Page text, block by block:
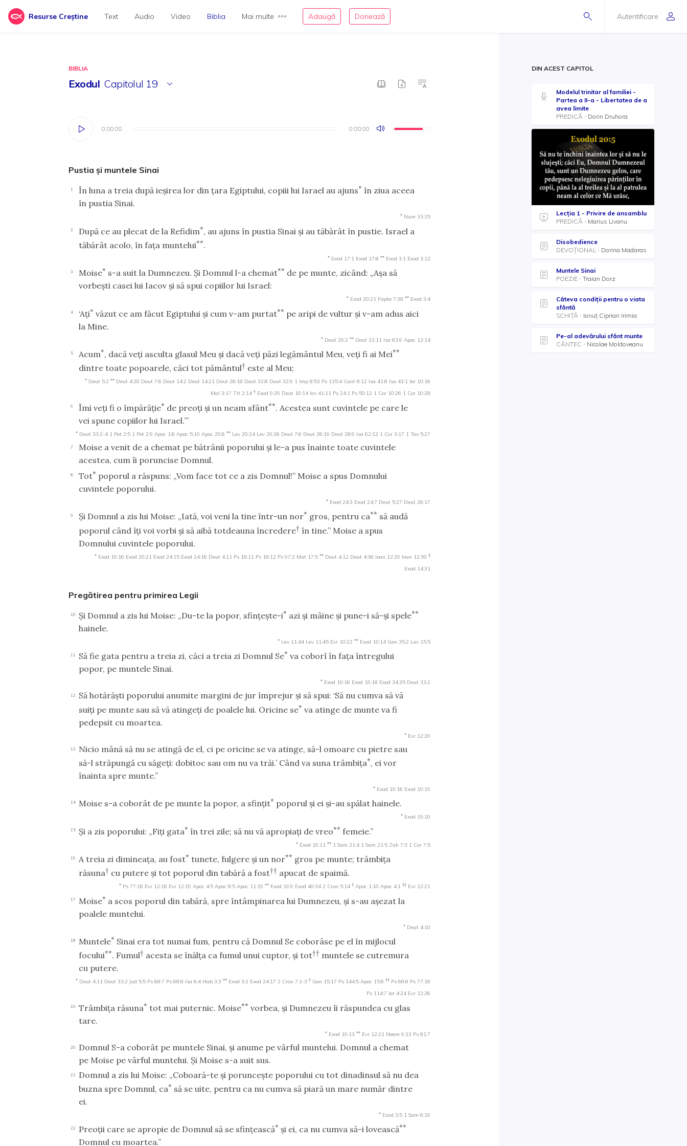
Resurse Creștine Autentificare
Text Audio Video Biblia Mai multe Adaugă Donează
BIBLIA
Exodul Capitolul 19
0:00:00 0:00:00
0:00:00 0:00:00
Pustia şi muntele Sinai
1 În luna a treia după ieşirea lor din ţara Egiptului, copiii lui Israel au ajuns* în ziua aceea
în pustia Sinai.
* Num 33:15
2 După ce au plecat de la Refidim*, au ajuns în pustia Sinai şi au tăbărât în pustie. Israel a
tăbărât acolo, în faţa muntelui**.
* Exod 17:1 Exod 17:8 ** Exod 3:1 Exod 3:12
3 Moise* s-a suit la Dumnezeu. Şi Domnul l-a chemat** de pe munte, zicând: „Aşa să
vorbeşti casei lui Iacov şi să spui copiilor lui Israel:
* Exod 20:21 Fapte 7:38 ** Exod 3:4
4 ‘Aţi* văzut ce am făcut Egiptului şi cum v-am purtat** pe aripi de vultur şi v-am adus aici
la Mine.
* Deut 29:2 ** Deut 32:11 Isa 63:9 Apoc 12:14
5 Acum*, dacă veţi asculta glasul Meu şi dacă veţi păzi legământul Meu, veţi fi ai Mei**
dintre toate popoarele, căci tot pământul† este al Meu;
* Deut 5:2 ** Deut 4:20 Deut 7:6 Deut 14:2 Deut 14:21 Deut 26:18 Deut 32:8 Deut 32:9 1 Imp 8:53 Ps 135:4 Cant 8:12 Isa 41:8 Isa 43:1 Ier 10:16
Mal 3:17 Tit 2:14 † Exod 9:29 Deut 10:14 Iov 41:11 Ps 24:1 Ps 50:12 1 Cor 10:26 1 Cor 10:28
6 Îmi veţi fi o împărăţie* de preoţi şi un neam sfânt**. Acestea sunt cuvintele pe care le
vei spune copiilor lui Israel.’”
* Deut 33:2-4 1 Pet 2:5 1 Pet 2:9 Apoc 1:6 Apoc 5:10 Apoc 20:6 ** Lev 20:24 Lev 20:26 Deut 7:6 Deut 26:19 Deut 28:9 Isa 62:12 1 Cor 3:17 1 Tes 5:27
7
Moise a venit de a chemat pe bătrânii poporului şi le-a pus înainte toate cuvintele
acestea, cum îi poruncise Domnul.
8 Tot* poporul a răspuns: „Vom face tot ce a zis Domnul!” Moise a spus Domnului
cuvintele poporului.
* Exod 24:3 Exod 24:7 Deut 5:27 Deut 26:17
9 Şi Domnul a zis lui Moise: „Iată, voi veni la tine într-un nor* gros, pentru ca** să audă
poporul când îţi voi vorbi şi să aibă totdeauna încredere† în tine.” Moise a spus
Domnului cuvintele poporului.
* Exod 19:16 Exod 20:21 Exod 24:15 Exod 24:16 Deut 4:11 Ps 18:11 Ps 18:12 Ps 97:2 Mat 17:5 ** Deut 4:12 Deut 4:36 Ioan 12:29 Ioan 12:30 †
Exod 14:31
Pregătirea pentru primirea Legii
10 Şi Domnul a zis lui Moise: „Du-te la popor, sfinţeşte-i* azi şi mâine şi pune-i să-şi spele**
hainele.
* Lev 11:44 Lev 11:45 Evr 10:22 ** Exod 19:14 Gen 35:2 Lev 15:5
11 Să fie gata pentru a treia zi, căci a treia zi Domnul Se* va coborî în faţa întregului
popor, pe muntele Sinai.
* Exod 19:16 Exod 19:18 Exod 34:35 Deut 33:2
12
Să hotărăşti poporului anumite margini de jur împrejur şi să spui: ‘Să nu cumva să vă
suiţi pe munte sau să vă atingeţi de poalele lui. Oricine se* va atinge de munte va fi
pedepsit cu moartea.
* Evr 12:20
13
Nicio mână să nu se atingă de el, ci pe oricine se va atinge, să-l omoare cu pietre sau
să-l străpungă cu săgeţi: dobitoc sau om nu va trăi.’ Când va suna trâmbiţa*, ei vor
înainta spre munte.”
* Exod 19:16 Exod 19:19
14 Moise s-a coborât de pe munte la popor, a sfinţit* poporul şi ei şi-au spălat hainele.
* Exod 19:10
15 Şi a zis poporului: „Fiţi gata* în trei zile; să nu vă apropiaţi de vreo** femeie.”
* Exod 19:11 ** 1 Sam 21:4 1 Sam 21:5 Zah 7:3 1 Cor 7:5
16 A treia zi dimineaţa, au fost* tunete, fulgere şi un nor** gros pe munte; trâmbiţa
răsuna† cu putere şi tot poporul din tabără a fost†† apucat de spaimă.
* Ps 77:18 Evr 12:18 Evr 12:19 Apoc 4:5 Apoc 8:5 Apoc 11:19 ** Exod 19:9 Exod 40:34 2 Cron 5:14 † Apoc 1:10 Apoc 4:1 †† Evr 12:21
17 Moise* a scos poporul din tabără, spre întâmpinarea lui Dumnezeu, şi s-au aşezat la
poalele muntelui.
* Deut 4:10
18 Muntele* Sinai era tot numai fum, pentru că Domnul Se coborâse pe el în mijlocul
focului**. Fumul† acesta se înălţa ca fumul unui cuptor, şi tot†† muntele se cutremura
cu putere.
* Deut 4:11 Deut 33:2 Jud 5:5 Ps 68:7 Ps 68:8 Isa 6:4 Hab 3:3 ** Exod 3:2 Exod 24:17 2 Cron 7:1-3 † Gen 15:17 Ps 144:5 Apoc 15:8 †† Ps 68:8 Ps 77:18
Ps 114:7 Ier 4:24 Evr 12:26
19 Trâmbiţa răsuna* tot mai puternic. Moise** vorbea, şi Dumnezeu îi răspundea cu glas
tare.
* Exod 19:13 ** Evr 12:21 Neem 9:13 Ps 81:7
20
Domnul S-a coborât pe muntele Sinai, şi anume pe vârful muntelui. Domnul a chemat
pe Moise pe vârful muntelui. Şi Moise s-a suit sus.
21
Domnul a zis lui Moise: „Coboară-te şi porunceşte poporului cu tot dinadinsul să nu dea
buzna spre Domnul, ca* să se uite, pentru ca nu cumva să piară un mare număr dintre
ei.
* Exod 3:5 1 Sam 6:19
22 Preoţii care se apropie de Domnul să se sfinţească* şi ei, ca nu cumva să-i lovească**
Domnul cu moartea.”
DIN ACEST CAPITOL
Modelul trinitar al familiei -
Partea a II-a - Libertatea de a
avea limite
PREDICĂ
Dorin Druhora
Lecția 1 - Privire de ansamblu
PREDICĂ
Marius Livanu
Disobedience
DEVOȚIONAL
Dorina Madaras
Muntele Sinai
POEZIE
Traian Dorz
Câteva condiții pentru o viata
sfântă
SCHIȚĂ
Ionuț Ciprian Irimia
Pe-al adevărului sfânt munte
CÂNTEC
Nicolae Moldoveanu